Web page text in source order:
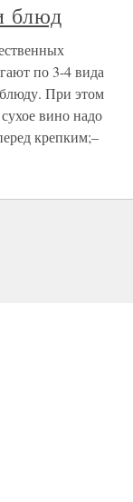
блюд
по 3-4 вида
При этом
вино надо
крепким;–